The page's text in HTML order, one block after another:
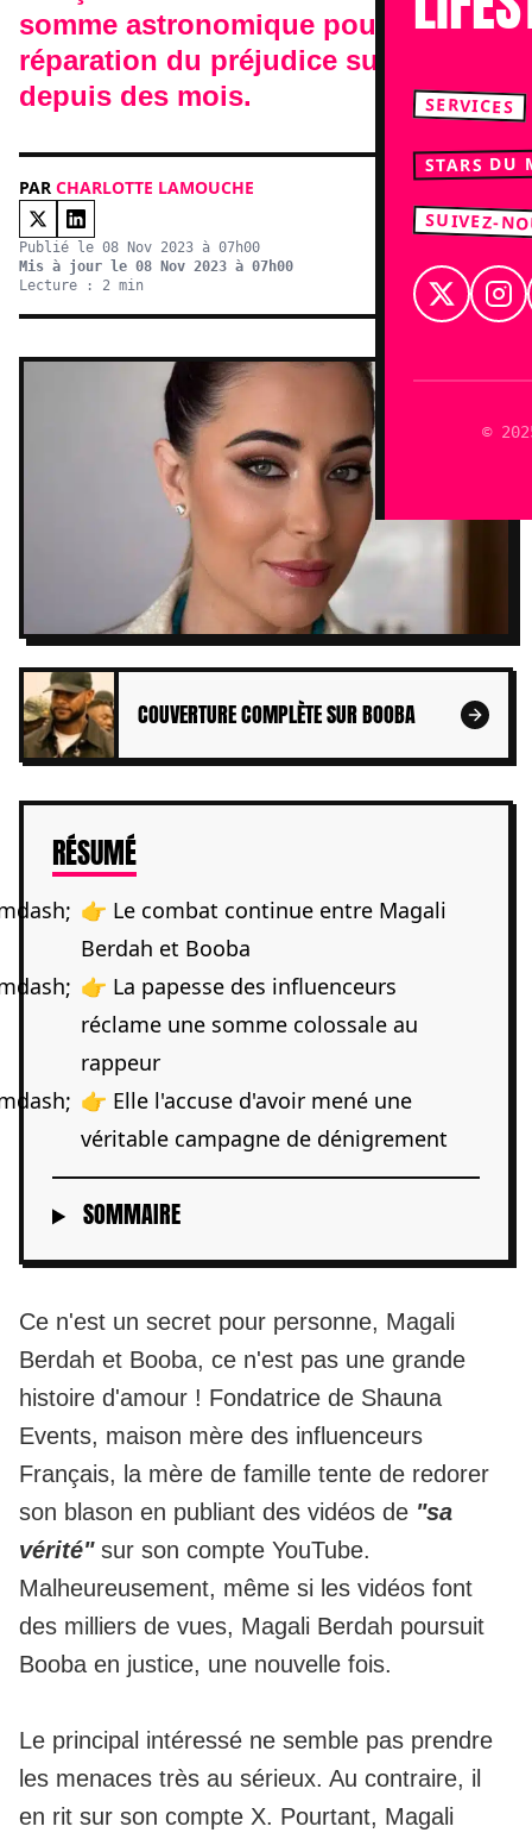
SERVICES
STARS DU
SUIVEZ-
©
somme astronomique pour
réparation du préjudice subit
depuis des mois.
PAR CHARLOTTE LAMOUCHE
Publié le 08 Nov 2023 à 07h00
Mis à jour le 08 Nov 2023 à 07h00
Lecture : 2 min
COUVERTURE COMPLÈTE SUR BOOBA
RÉSUMÉDE L'ARTICLE
👉 Le combat continue entre Magali
Berdah et Booba
👉 La papesse des influenceurs
réclame une somme colossale au
rappeur
👉 Elle l'accuse d'avoir mené une
véritable campagne de dénigrement
SOMMAIRE
Ce n'est un secret pour personne, Magali
Berdah et Booba, ce n'est pas une grande
histoire d'amour ! Fondatrice de Shauna
Events, maison mère des influenceurs
Français, la mère de famille tente de redorer
son blason en publiant des vidéos de "sa
vérité" sur son compte YouTube.
Malheureusement, même si les vidéos font
des milliers de vues, Magali Berdah poursuit
Booba en justice, une nouvelle fois.
Le principal intéressé ne semble pas prendre
les menaces très au sérieux. Au contraire, il
en rit sur son compte X. Pourtant, Magali